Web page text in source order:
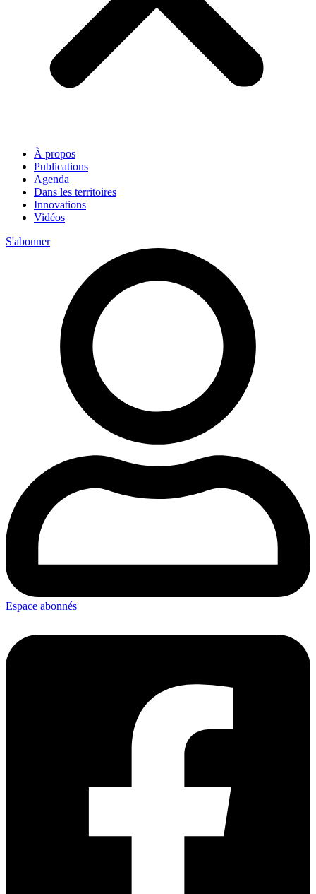
À propos
Publications
Agenda
Dans les territoires
Innovations
Vidéos
S'abonner
Espace abonnés